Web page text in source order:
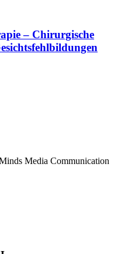
– Chirurgische
Media Communication